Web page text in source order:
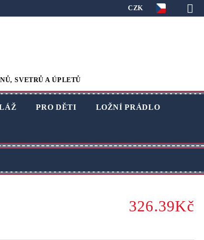
CZK
SVETRŮ A ÚPLETŮ
PRO DĚTI LOŽNÍ PRÁDLO
326.39Kč